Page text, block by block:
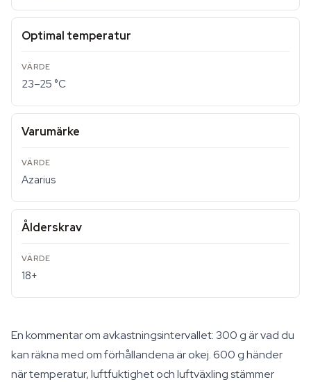
Optimal temperatur
23–25 °C
Varumärke
Azarius
Ålderskrav
18+
En kommentar om avkastningsintervallet: 300 g är vad du
kan räkna med om förhållandena är okej. 600 g händer
när temperatur, luftfuktighet och luftväxling stämmer